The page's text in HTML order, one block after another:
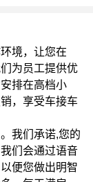
境，让您在
为员工提供优
排在高档小
，享受车接车
我们承诺,您的
们会通过语音
便您做出明智